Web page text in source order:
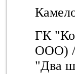
ГК
ООО) /
"Два